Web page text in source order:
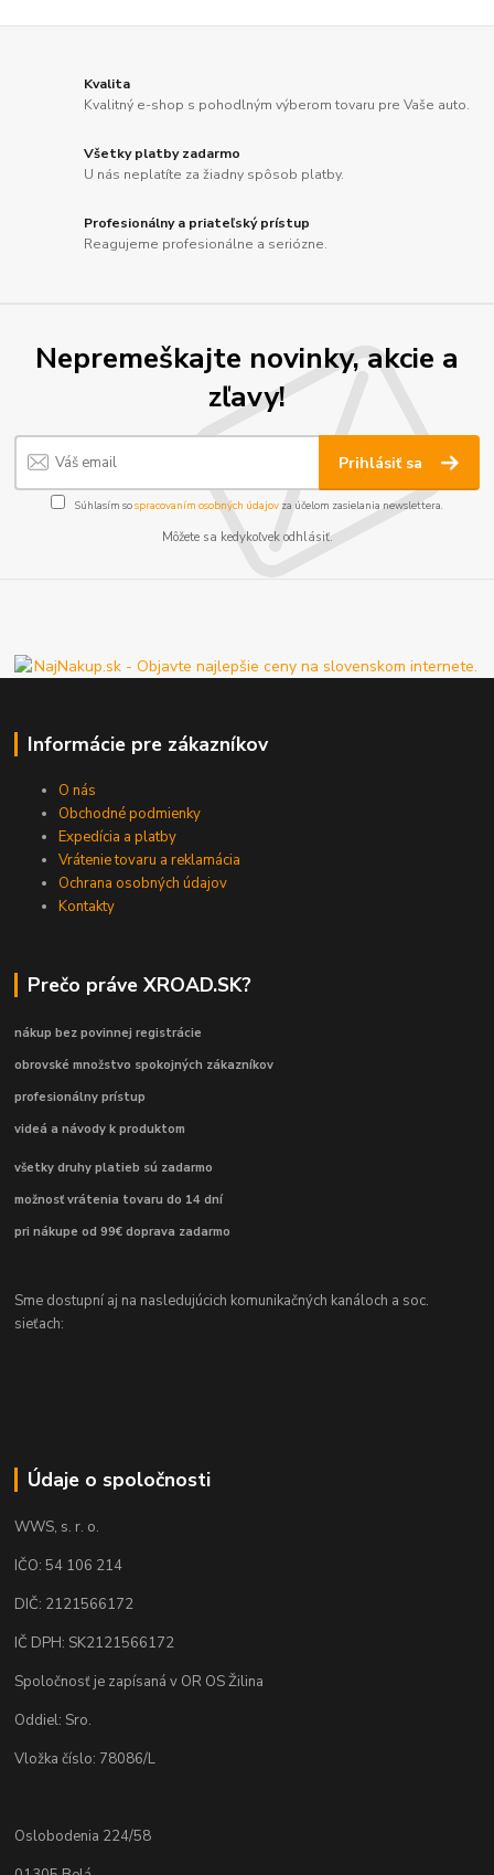
Kvalita
Kvalitný e-shop s pohodlným výberom tovaru pre Vaše auto.
Všetky platby zadarmo
U nás neplatíte za žiadny spôsob platby.
Profesionálny a priateľský prístup
Reagujeme profesionálne a seriózne.
Nepremeškajte novinky, akcie a
zľavy!
Prihlásiť sa
Súhlasím sospracovaním osobných údajov za účelom zasielania newslettera.
Môžete sa kedykoľvek odhlásiť.
Informácie pre zákazníkov
O nás
Obchodné podmienky
Expedícia a platby
Vrátenie tovaru a reklamácia
Ochrana osobných údajov
Kontakty
Prečo práve XROAD.SK?
nákup bez povinnej registrácie
obrovské množstvo spokojných zákazníkov
profesionálny prístup
videá a návody k produktom
všetky druhy platieb sú zadarmo
možnosť vrátenia tovaru do 14 dní
pri nákupe od 99€ doprava zadarmo
Sme dostupní aj na nasledujúcich komunikačných kanáloch a soc.
sieťach:
Údaje o spoločnosti
WWS, s. r. o.
IČO: 54 106 214
DIČ: 2121566172
IČ DPH: SK2121566172
Spoločnosť je zapísaná v OR OS Žilina
Oddiel: Sro.
Vložka číslo: 78086/L
Oslobodenia 224/58